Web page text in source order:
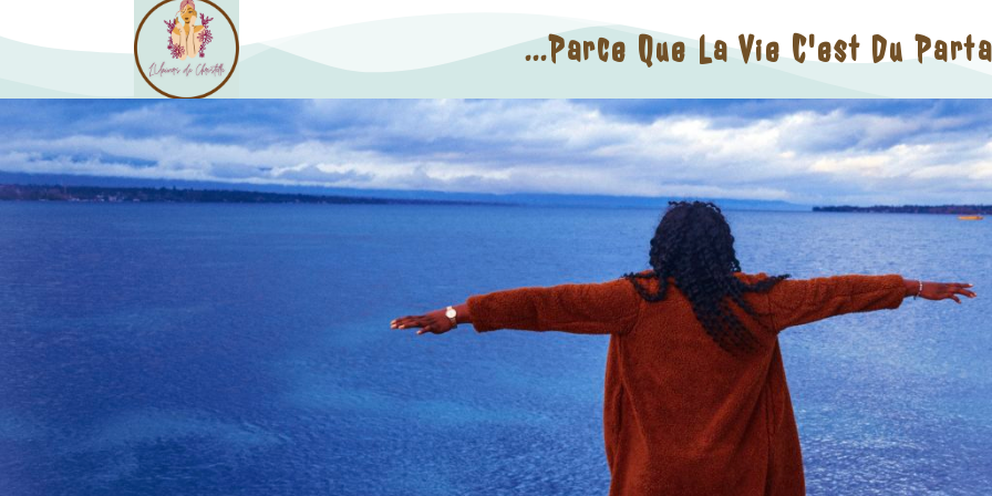
...parce Que La Vie C'est Du